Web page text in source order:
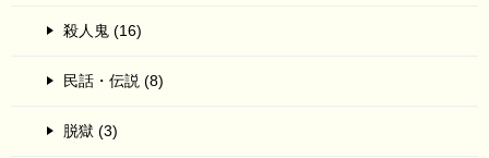
殺人鬼 (16)
民話・伝説 (8)
脱獄 (3)